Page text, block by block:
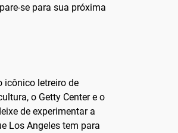
se para sua próxima
icônico letreiro de
o Getty Center e o
de experimentar a
Los Angeles tem para